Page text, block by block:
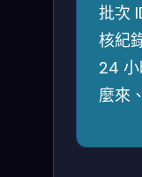
批次
核紀
24
麼來